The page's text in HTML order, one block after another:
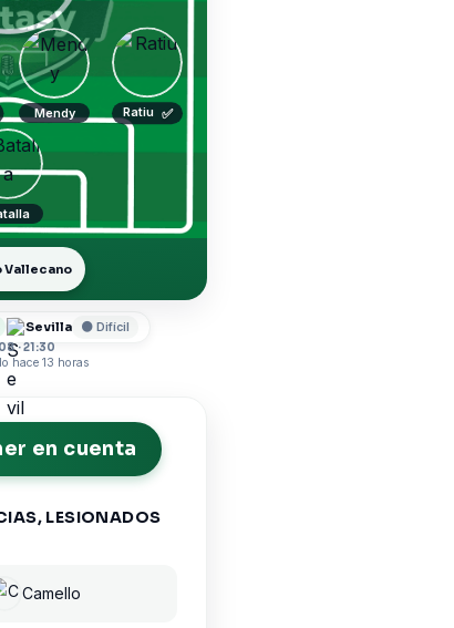
Mendy Ratiu ✅
Vallecano
Sevilla 🟠 Difícil
· 21:30
hace 13 horas
en cuenta
LESIONADOS
Camello